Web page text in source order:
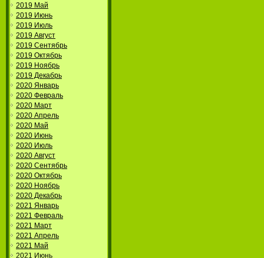
2019 Май
2019 Июнь
2019 Июль
2019 Август
2019 Сентябрь
2019 Октябрь
2019 Ноябрь
2019 Декабрь
2020 Январь
2020 Февраль
2020 Март
2020 Апрель
2020 Май
2020 Июнь
2020 Июль
2020 Август
2020 Сентябрь
2020 Октябрь
2020 Ноябрь
2020 Декабрь
2021 Январь
2021 Февраль
2021 Март
2021 Апрель
2021 Май
2021 Июнь